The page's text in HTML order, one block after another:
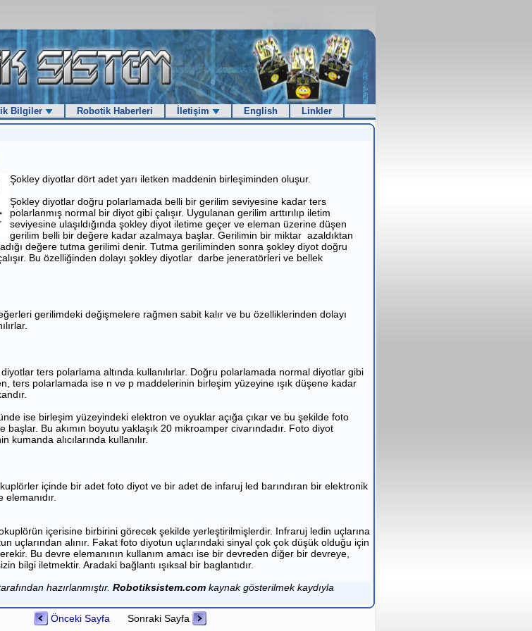
Bilgiler Robotik Haberleri İletişim English Linkler
Şokley diyotlar dört adet yarı iletken maddenin birleşiminden oluşur.
Şokley diyotlar doğru polarlamada belli bir gerilim seviyesine kadar ters
polarlanmış normal bir diyot gibi çalışır. Uygulanan gerilim arttırılıp iletim
seviyesine ulaşıldığında şokley diyot iletime geçer ve eleman üzerine düşen
gerilim belli bir değere kadar azalmaya başlar. Gerilimin bir miktar azaldıktan
değere tutma gerilimi denir. Tutma geriliminden sonra şokley diyot doğru
Bu özelliğinden dolayı şokley diyotlar darbe jeneratörleri ve bellek
gerilimdeki değişmelere rağmen sabit kalır ve bu özelliklerinden dolayı
ters polarlama altında kullanılırlar. Doğru polarlamada normal diyotlar gibi
ters polarlamada ise n ve p maddelerinin birleşim yüzeyine ışık düşene kadar
ise birleşim yüzeyindeki elektron ve oyuklar açığa çıkar ve bu şekilde foto
başlar. Bu akımın boyutu yaklaşık 20 mikroamper civarındadır. Foto diyot
alıcılarında kullanılır.
içinde bir adet foto diyot ve bir adet de infaruj led barındıran bir elektronik
elemanıdır.
içerisine birbirini görecek şekilde yerleştirilmişlerdir. Infraruj ledin uçlarına
uçlarından alınır. Fakat foto diyotun uçlarındaki sinyal çok çok düşük olduğu için
Bu devre elemanının kullanım amacı ise bir devreden diğer bir devreye,
bilgi iletmektir. Aradaki bağlantı ışıksal bir baglantıdır.
hazırlanmıştır. Robotiksistem.com kaynak gösterilmek kaydıyla
Önceki Sayfa
Sonraki Sayfa